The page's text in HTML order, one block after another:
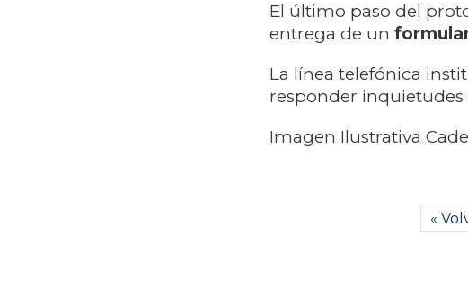
El último paso del
entrega de un
La línea telefónica
responder inquietudes
Imagen Ilustrativa
«